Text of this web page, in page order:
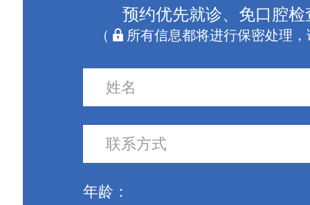
预约优先就诊、免口腔检
（ 所有信息都将进行保密处理，
年龄：